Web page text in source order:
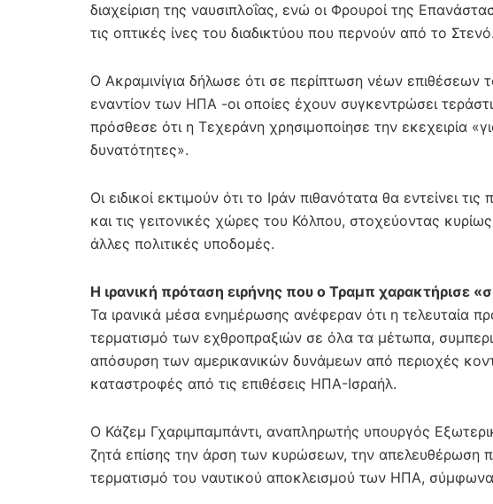
διαχείριση της ναυσιπλοΐας, ενώ οι Φρουροί της
τις οπτικές ίνες του διαδικτύου που περνούν από το Στενό.
Ο Ακραμινίγια δήλωσε ότι σε περίπτωση νέων επιθέσεων
εναντίον των ΗΠΑ -οι οποίες έχουν συγκεντρώσει
πρόσθεσε ότι η Τεχεράνη χρησιμοποίησε την εκεχειρία
δυνατότητες».
Οι ειδικοί εκτιμούν ότι το Ιράν πιθανότατα θα εντείνει
και τις γειτονικές χώρες του Κόλπου, στοχεύοντας
άλλες πολιτικές υποδομές.
Η ιρανική πρόταση ειρήνης που ο Τραμπ χαρακτήρισε
Τα ιρανικά μέσα ενημέρωσης ανέφεραν ότι η τελευταία
τερματισμό των εχθροπραξιών σε όλα τα μέτωπα,
απόσυρση των αμερικανικών δυνάμεων από περιοχές
καταστροφές από τις επιθέσεις ΗΠΑ-Ισραήλ.
Ο Κάζεμ Γχαριμπαμπάντι, αναπληρωτής υπουργός
ζητά επίσης την άρση των κυρώσεων, την απελευθέρωση
τερματισμό του ναυτικού αποκλεισμού των ΗΠΑ,